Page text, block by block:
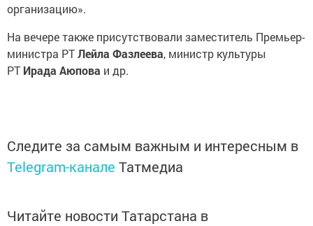
организацию».
На вечере также присутствовали заместитель Премьер-
министра РТЛейла Фазлеева, министр культуры
РТ Ирада Аюпова и др.
Следите за самым важным и интересным в
Telegram-канале Татмедиа
Читайте новости Татарстана в